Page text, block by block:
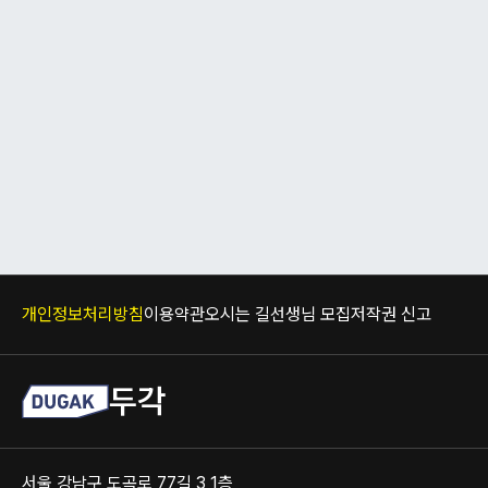
개인정보처리방침이용약관오시는 길선생님 모집저작권 신고
두각
서울 강남구 도곡로 77길 3 1층